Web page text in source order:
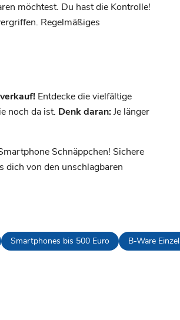
möchtest. Du hast die Kontrolle!
Regelmäßiges
Entdecke die vielfältige
noch da ist. Denk daran:Je länger
Schnäppchen! Sichere
dich von den unschlagbaren
Smartphones bis 500 Euro
B-Ware